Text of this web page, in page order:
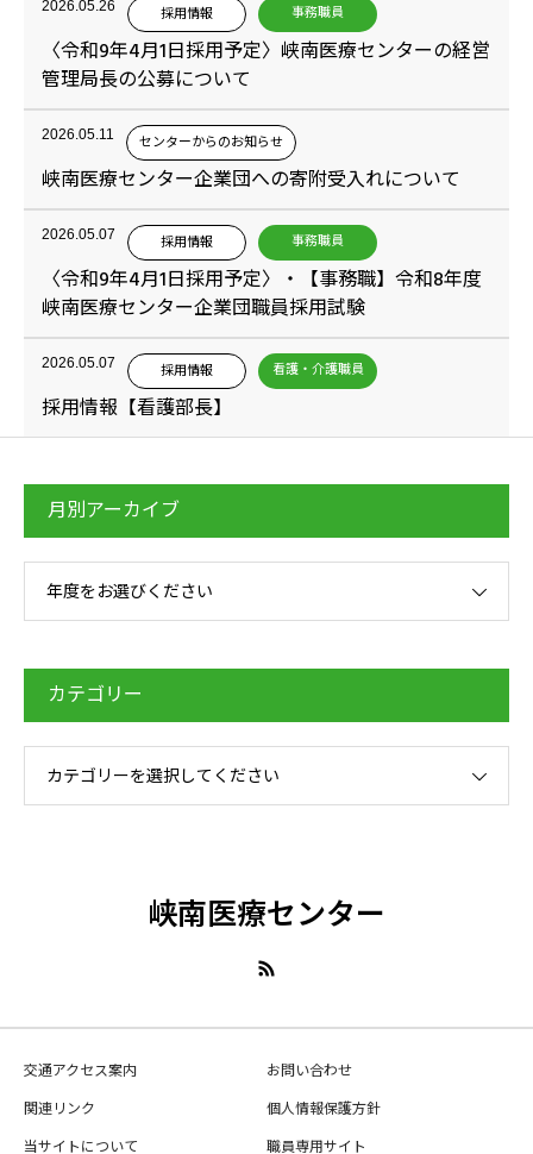
2026.05.26 採用情報 事務職員
〈令和9年4月1日採用予定〉峡南医療センターの経営
管理局長の公募について
2026.05.11 センターからのお知らせ
峡南医療センター企業団への寄附受入れについて
2026.05.07 採用情報 事務職員
〈令和9年4月1日採用予定〉・【事務職】令和8年度
峡南医療センター企業団職員採用試験
2026.05.07 採用情報 看護・介護職員
採用情報【看護部長】
月別アーカイブ
年度をお選びください
カテゴリー
カテゴリーを選択してください
峡南医療センター
交通アクセス案内
お問い合わせ
関連リンク
個人情報保護方針
当サイトについて
職員専用サイト